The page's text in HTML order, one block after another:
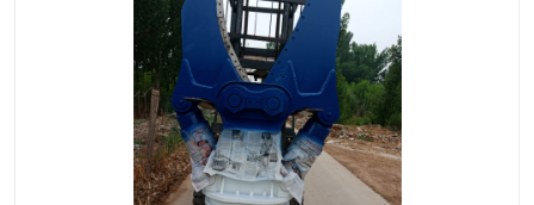
粉碎钳
土壤修复
开沟机
破碎机